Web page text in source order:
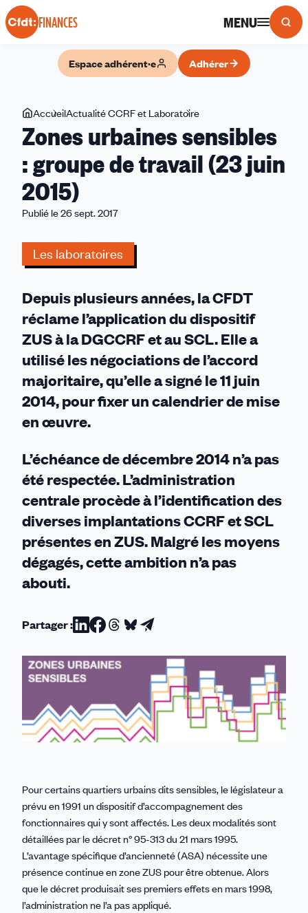
Panneau de gestion des cookies
FINANCES MENU
Espace adhérent·e Adhérer
Vous
êtes
ici
AccueilActualité CCRF et Laboratoire
urbaines
sensibles
:
Zones urbaines sensibles
: groupe de travail (23 juin
2015)
Publié le 26 sept. 2017
Les laboratoires
Depuis plusieurs années, la CFDT
réclame l’application du dispositif
ZUS à la DGCCRF et au SCL. Elle a
utilisé les négociations de l’accord
majoritaire, qu’elle a signé le 11 juin
2014, pour fixer un calendrier de mise
en œuvre.
L’échéance de décembre 2014 n’a pas
été respectée. L’administration
centrale procède à l’identification des
diverses implantations CCRF et SCL
présentes en ZUS. Malgré les moyens
dégagés, cette ambition n’a pas
abouti.
Partager :Partager
sur
Linkedin
Partager
sur
Facebook
Partager
sur
Threads
Partager
sur
Bluesky
Partager
par
email
Pour certains quartiers urbains dits sensibles, le législateur a
prévu en 1991 un dispositif d’accompagnement des
fonctionnaires qui y sont affectés. Les deux modalités sont
détaillées par le décret n° 95-313 du 21 mars 1995.
L’avantage spécifique d’ancienneté (ASA) nécessite une
présence continue en zone ZUS pour être obtenue. Alors
que le décret produisait ses premiers effets en mars 1998,
l’administration ne l’a pas appliqué.